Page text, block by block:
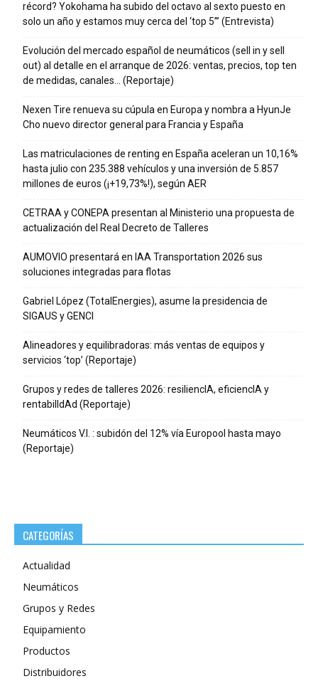
récord? Yokohama ha subido del octavo al sexto puesto en
solo un año y estamos muy cerca del ‘top 5’” (Entrevista)
Evolución del mercado español de neumáticos (sell in y sell
out) al detalle en el arranque de 2026: ventas, precios, top ten
de medidas, canales… (Reportaje)
Nexen Tire renueva su cúpula en Europa y nombra a HyunJe
Cho nuevo director general para Francia y España
Las matriculaciones de renting en España aceleran un 10,16%
hasta julio con 235.388 vehículos y una inversión de 5.857
millones de euros (¡+19,73%!), según AER
CETRAA y CONEPA presentan al Ministerio una propuesta de
actualización del Real Decreto de Talleres
AUMOVIO presentará en IAA Transportation 2026 sus
soluciones integradas para flotas
Gabriel López (TotalEnergies), asume la presidencia de
SIGAUS y GENCI
Alineadores y equilibradoras: más ventas de equipos y
servicios ‘top’ (Reportaje)
Grupos y redes de talleres 2026: resiliencIA, eficiencIA y
rentabilIdAd (Reportaje)
Neumáticos V.I. : subidón del 12% vía Europool hasta mayo
(Reportaje)
CATEGORÍAS
Actualidad
Neumáticos
Grupos y Redes
Equipamiento
Productos
Distribuidores